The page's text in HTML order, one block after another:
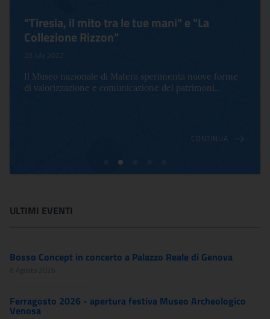
"Tiresia, il mito tra le tue mani" e "La
Collezione Rizzon"
28 July 2022
Il Museo nazionale di Matera sperimenta nuove forme
di valorizzazione e comunicazione del patrimoni...
CONTINUA
ULTIMI EVENTI
Bosso Concept in concerto a Palazzo Reale di Genova
8 Agosto 2026
Ferragosto 2026 - apertura festiva Museo Archeologico
Venosa